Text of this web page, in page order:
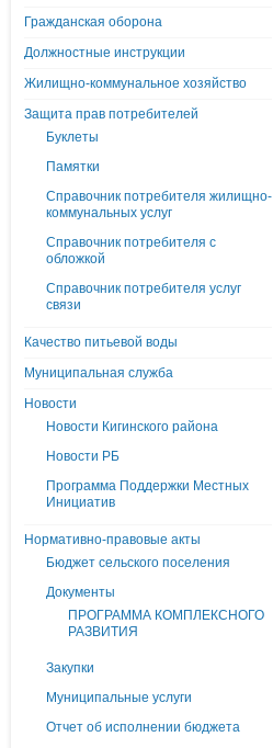
Гражданская оборона
Должностные инструкции
Жилищно-коммунальное хозяйство
Защита прав потребителей
Буклеты
Памятки
Справочник потребителя жилищно-
коммунальных услуг
Справочник потребителя с
обложкой
Справочник потребителя услуг
связи
Качество питьевой воды
Муниципальная служба
Новости
Новости Кигинского района
Новости РБ
Программа Поддержки Местных
Инициатив
Нормативно-правовые акты
Бюджет сельского поселения
Документы
ПРОГРАММА КОМПЛЕКСНОГО
РАЗВИТИЯ
Закупки
Муниципальные услуги
Отчет об исполнении бюджета